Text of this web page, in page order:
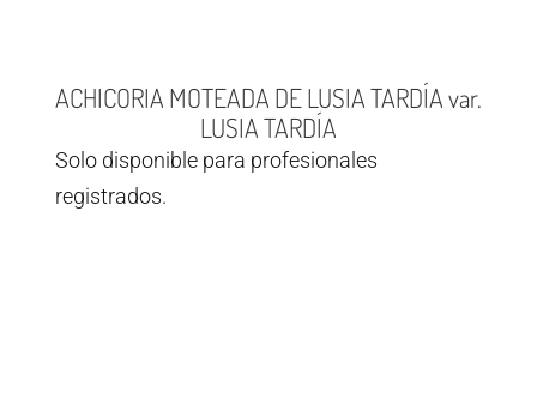
ACHICORIA MOTEADA DE LUSIA TARDÍA var.
LUSIA TARDÍA
Solo disponible para profesionales
registrados.